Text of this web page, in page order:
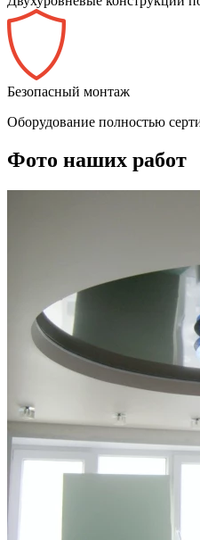
Безопасный монтаж
Оборудование полностью
Фото наших работ